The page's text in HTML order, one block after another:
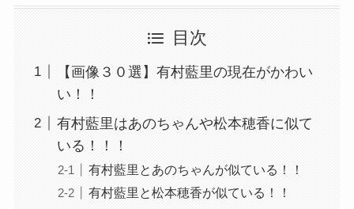
目次
【画像３０選】有村藍里の現在がかわい
い！！
有村藍里はあのちゃんや松本穂香に似て
いる！！！
有村藍里とあのちゃんが似ている！！
有村藍里と松本穂香が似ている！！